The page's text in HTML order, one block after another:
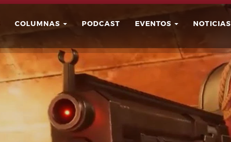
COLUMNAS PODCAST EVENTOS NOTICIAS
Buscar Usuario